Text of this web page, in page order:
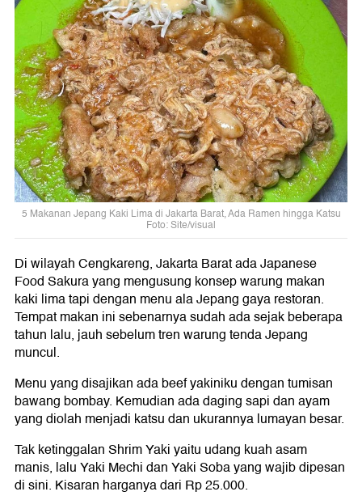
5 Makanan Jepang Kaki Lima di Jakarta Barat, Ada Ramen hingga Katsu
Foto: Site/visual
Di wilayah Cengkareng, Jakarta Barat ada Japanese
Food Sakura yang mengusung konsep warung makan
kaki lima tapi dengan menu ala Jepang gaya restoran.
Tempat makan ini sebenarnya sudah ada sejak beberapa
tahun lalu, jauh sebelum tren warung tenda Jepang
muncul.
Menu yang disajikan ada beef yakiniku dengan tumisan
bawang bombay. Kemudian ada daging sapi dan ayam
yang diolah menjadi katsu dan ukurannya lumayan besar.
Tak ketinggalan Shrim Yaki yaitu udang kuah asam
manis, lalu Yaki Mechi dan Yaki Soba yang wajib dipesan
di sini. Kisaran harganya dari Rp 25.000.